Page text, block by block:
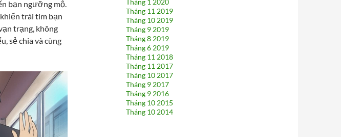
bạn ngưỡng mộ.
trái tim bạn
trạng, không
sẻ chia và cùng
Tháng 1 2020
Tháng 11 2019
Tháng 10 2019
Tháng 9 2019
Tháng 8 2019
Tháng 6 2019
Tháng 11 2018
Tháng 11 2017
Tháng 10 2017
Tháng 9 2017
Tháng 9 2016
Tháng 10 2015
Tháng 10 2014